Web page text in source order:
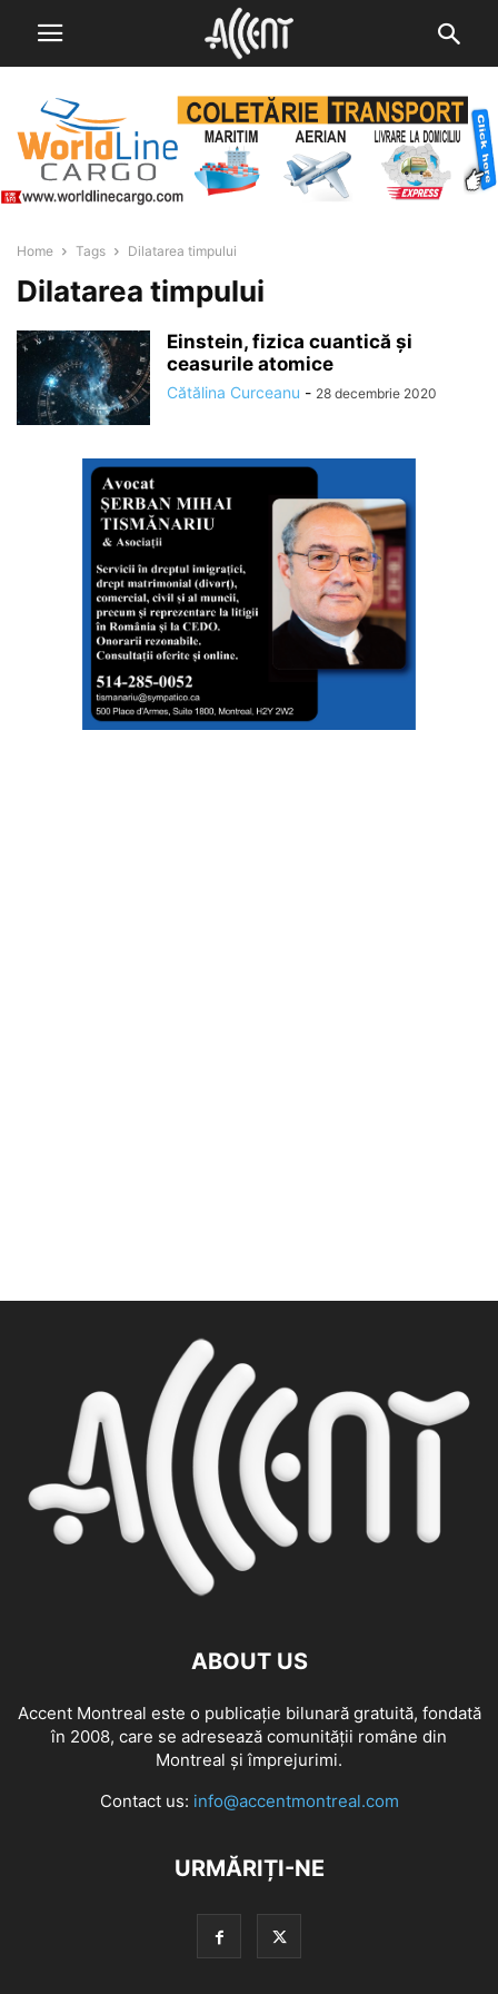
Home Tags Dilatarea timpului
Dilatarea timpului
Einstein, fizica cuantică și
ceasurile atomice
Cătălina Curceanu - 28 decembrie 2020
ABOUT US
Accent Montreal este o publicație bilunară gratuită, fondată
în 2008, care se adresează comunităţii române din
Montreal şi împrejurimi.
Contact us: info@accentmontreal.com
URMĂRIȚI-NE